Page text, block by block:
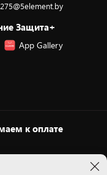
275@5element.by
Защита+
App Gallery
к оплате